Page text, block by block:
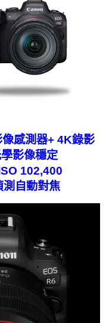
感測器+ 4K錄影
影像穩定
102,400
測自動對焦